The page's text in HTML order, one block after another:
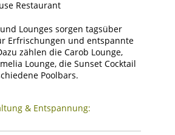
Restaurant
Lounges sorgen tagsüber
Erfrischungen und entspannte
zählen die Carob Lounge,
Lounge, die Sunset Cocktail
Poolbars.
& Entspannung: